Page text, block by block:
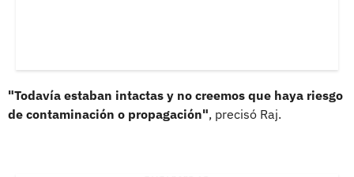
"Todavía estaban intactas y no creemos que haya riesgo
de contaminación o propagación", precisó Raj.